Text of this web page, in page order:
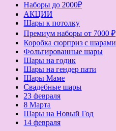
Наборы до 2000₽
АКЦИИ
Шары к потолку
Премиум наборы от 7000 ₽
Коробка сюрприз с шарами
Фольгированные шары
Шары на годик
Шары на гендер пати
Шары Маме
Свадебные шары
23 февраля
8 Марта
Шары на Новый Год
14 февраля